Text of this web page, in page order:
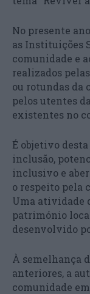
No presente
as Instituições
comunidade e
realizados
ou rotundas da
pelos utentes
existentes no
É objetivo
inclusão,
inclusivo e
o respeito pela
Uma atividade
património
desenvolvido
À semelhança
anteriores, a
comunidade